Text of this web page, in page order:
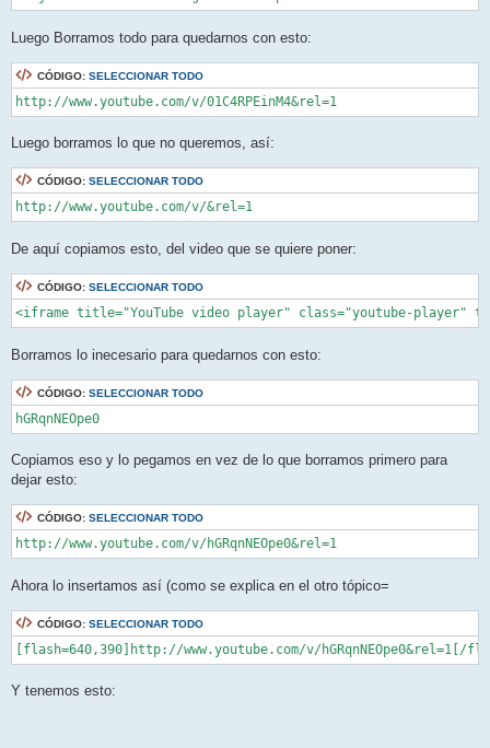
Luego Borramos todo para quedarnos con esto:
CÓDIGO: SELECCIONAR TODO
http://www.youtube.com/v/01C4RPEinM4&rel=1
Luego borramos lo que no queremos, así:
CÓDIGO: SELECCIONAR TODO
http://www.youtube.com/v/&rel=1
De aquí copiamos esto, del video que se quiere poner:
CÓDIGO: SELECCIONAR TODO
<iframe title="YouTube video player" class="youtube-player"
Borramos lo inecesario para quedarnos con esto:
CÓDIGO: SELECCIONAR TODO
hGRqnNEOpe0
Copiamos eso y lo pegamos en vez de lo que borramos primero para
dejar esto:
CÓDIGO: SELECCIONAR TODO
http://www.youtube.com/v/hGRqnNEOpe0&rel=1
Ahora lo insertamos así (como se explica en el otro tópico=
CÓDIGO: SELECCIONAR TODO
[flash=640,390]http://www.youtube.com/v/hGRqnNEOpe0&rel=1[/
Y tenemos esto: